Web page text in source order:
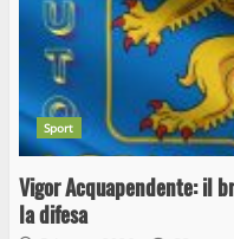
Sport
Vigor Acquapendente: il
la difesa